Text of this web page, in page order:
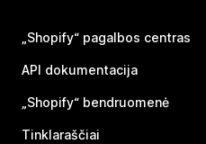
„Shopify“ pagalbos centras
API dokumentacija
„Shopify“ bendruomenė
Tinklaraščiai